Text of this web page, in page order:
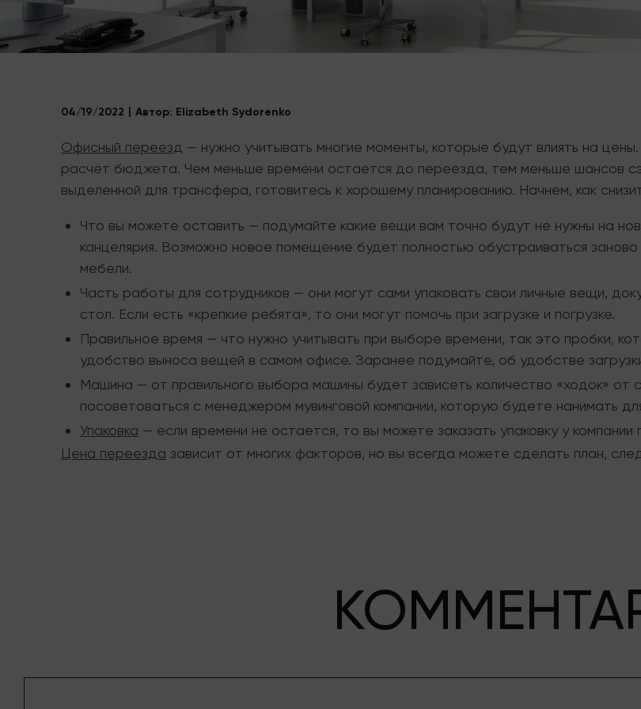
04/19/2022 Автор: Elizabeth Sydorenko
Офисный переезд — нужно учитывать многие моменты, которые будут влиять на
расчёт бюджета. Чем меньше времени остается до переезда, тем меньше шансов
выделенной для трансфера, готовитесь к хорошему планированию. Начнем, как
Что вы можете оставить — подумайте какие вещи вам точно будут не нужны на
канцелярия. Возможно новое помещение будет полностью обустраиваться
мебели.
Часть работы для сотрудников — они могут сами упаковать свои личные вещи,
стол. Если есть «крепкие ребята», то они могут помочь при загрузке и погрузке.
Правильное время — что нужно учитывать при выборе времени, так это пробки,
удобство выноса вещей в самом офисе. Заранее подумайте, об удобстве
Машина — от правильного выбора машины будет зависеть количество «ходок»
посоветоваться с менеджером мувинговой компании, которую будете нанимать
Упаковка — если времени не остается, то вы можете заказать упаковку у компании
Цена переезда зависит от многих факторов, но вы всегда можете сделать план,